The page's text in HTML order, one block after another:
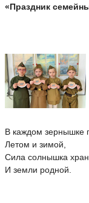
«Праздник
В каждом зернышке
Летом и зимой,
Сила солнышка
И земли родной.